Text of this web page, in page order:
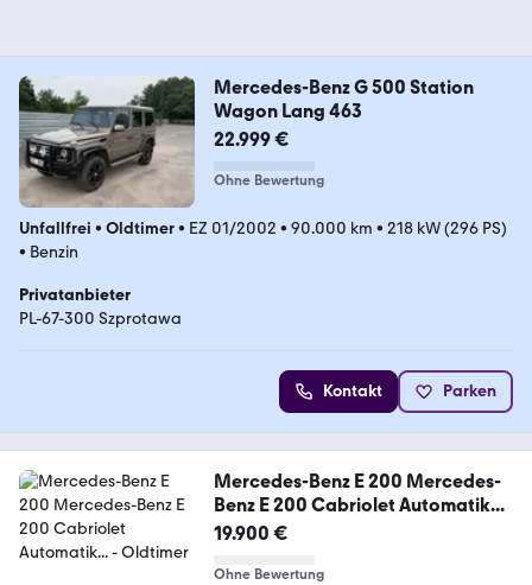
Mercedes-Benz G 500 Station
Wagon Lang 463
22.999 €
Ohne Bewertung
Unfallfrei • Oldtimer• EZ 01/2002 • 90.000 km • 218 kW (296 PS)
• Benzin
Privatanbieter
PL-67-300 Szprotawa
Kontakt Parken
Mercedes-Benz E 200 Mercedes-
Benz E 200 Cabriolet Automatik...
19.900 €
Ohne Bewertung